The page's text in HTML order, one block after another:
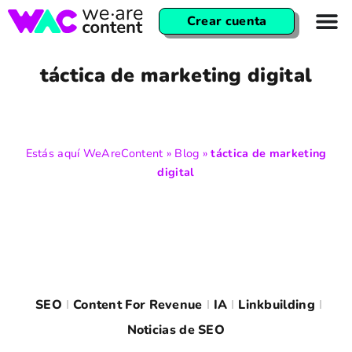
Crear cuenta
táctica de marketing digital
Estás aquí WeAreContent » Blog »táctica de marketing
digital
SEO Content For Revenue IA
Linkbuilding
Noticias de SEO